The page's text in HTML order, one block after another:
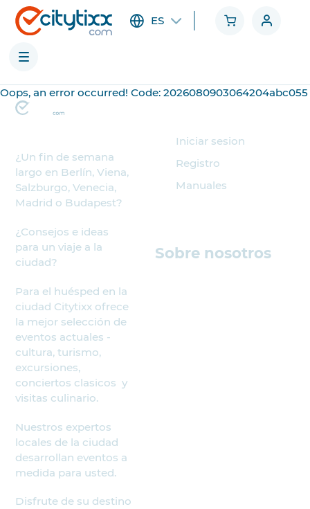
Ciudades
ES
Oops, an error occurred! Code: 2026080903064204abc055
¿Un fin de semana
largo en Berlín, Viena,
Salzburgo, Venecia,
Madrid o Budapest?
¿Consejos e ideas
para un viaje a la
ciudad?
Para el huésped en la
ciudad Citytixx ofrece
la mejor selección de
eventos actuales -
cultura, turismo,
excursiones,
conciertos clasicos y
visitas culinario.
Nuestros expertos
locales de la ciudad
desarrollan eventos a
medida para usted.
Disfrute de su destino
Iniciar sesion
Registro
Manuales
Sobre nosotros